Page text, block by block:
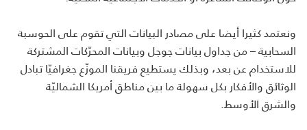
ونعتمد كثيرا أيضا على مصادر البيانات التي تقوم على الحوسبة
السحابية – من جداول بيانات جوجل وبيانات المحرّكات المشتركة
للاستخدام عن بعد، وبذلك يستطيع فريقنا الموزّع جغرافيّا تبادل
الوثائق والأفكار بكل سهولة ما بين مناطق أمريكا الشماليّة
والشرق الأوسط.